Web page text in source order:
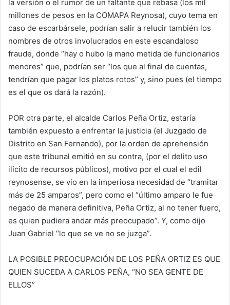
la versión o el rumor de un faltante que rebasa (los mil
millones de pesos en la COMAPA Reynosa), cuyo tema en
caso de escarbársele, podrían salir a relucir también los
nombres de otros involucrados en este escandaloso
fraude, donde “hay o hubo la mano metida de funcionarios
menores” que, podrían ser “los que al final de cuentas,
tendrían que pagar los platos rotos” y, sino pues (el tiempo
es el que os dará la razón).
POR otra parte, el alcalde Carlos Peña Ortiz, estaría
también expuesto a enfrentar la justicia (el Juzgado de
Distrito en San Fernando), por la orden de aprehensión
que este tribunal emitió en su contra, (por el delito uso
ilícito de recursos públicos), motivo por el cual el edil
reynosense, se vio en la imperiosa necesidad de “tramitar
más de 25 amparos”, pero como el “último amparo le fue
negado de manera definitiva, Peña Ortiz, al no tener fuero,
es quien pudiera andar más preocupado”. Y, como dijo
Juan Gabriel “lo que se ve no se juzga”.
LA POSIBLE PREOCUPACIÓN DE LOS PEÑA ORTIZ ES QUE
QUIEN SUCEDA A CARLOS PEÑA, “NO SEA GENTE DE
ELLOS”